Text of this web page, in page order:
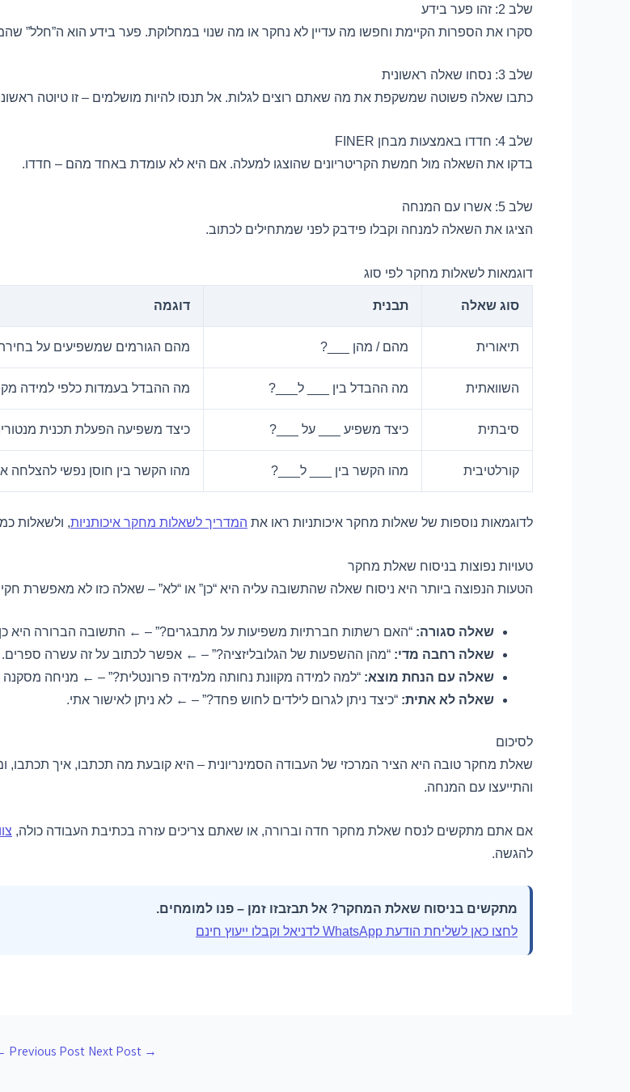
שלב 2: זהו פער בידע
סקרו את הספרות הקיימת וחפשו מה עדיין לא נחקר או מה שנוי במחלוקת. פער בידע הוא ה”חלל”
שלב 3: נסחו שאלה ראשונית
כתבו שאלה פשוטה שמשקפת את מה שאתם רוצים לגלות. אל תנסו להיות מושלמים – זו טיוטה
שלב 4: חדדו באמצעות מבחן FINER
בדקו את השאלה מול חמשת הקריטריונים שהוצגו למעלה. אם היא לא עומדת באחד מהם – חדדו.
שלב 5: אשרו עם המנחה
הציגו את השאלה למנחה וקבלו פידבק לפני שמתחילים לכתוב.
דוגמאות לשאלות מחקר לפי סוג
סוג שאלה תבנית דוגמה
תיאורית מהם / מהן ___? מהם הגורמים שמשפיעים על
השוואתית מה ההבדל בין ___ ל___? מה ההבדל בעמדות כלפי למידה
סיבתית כיצד משפיע ___ על ___? כיצד משפיעה הפעלת תכנית
קורלטיבית מהו הקשר בין ___ ל___? מהו הקשר בין חוסן נפשי
לדוגמאות נוספות של שאלות מחקר איכותניות ראו את המדריך לשאלות מחקר איכותניות, ולשאלות
טעויות נפוצות בניסוח שאלת מחקר
הטעות הנפוצה ביותר היא ניסוח שאלה שהתשובה עליה היא “כן” או “לא” – שאלה כזו לא מאפשרת
שאלה סגורה: “האם רשתות חברתיות משפיעות על מתבגרים?” – ← התשובה הברורה היא כן,
שאלה רחבה מדי: “מהן ההשפעות של הגלובליזציה?” – ← אפשר לכתוב על זה עשרה ספרים.
שאלה עם הנחת מוצא: “למה למידה מקוונת נחותה מלמידה פרונטלית?” – ← מניחה
שאלה לא אתית: “כיצד ניתן לגרום לילדים לחוש פחד?” – ← לא ניתן לאישור אתי.
לסיכום
שאלת מחקר טובה היא הציר המרכזי של העבודה הסמינריונית – היא קובעת מה תכתבו, איך תכתבו,
והתייעצו עם המנחה.
אם אתם מתקשים לנסח שאלת מחקר חדה וברורה, או שאתם צריכים עזרה בכתיבת העבודה כולה,
להגשה.
מתקשים בניסוח שאלת המחקר? אל תבזבזו זמן – פנו למומחים.
לחצו כאן לשליחת הודעת WhatsApp לדניאל וקבלו ייעוץ חינם
Previous Post Next Post →